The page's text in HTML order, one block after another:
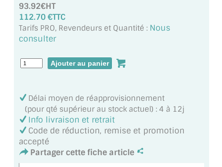
LOTS DE MIROIRS EN MOZAÏQUE
MIROIR POUR PORTE
MIROIR POUR SALLE DE SPORT
MIROIR POUR SALLE DE DANSE
MIROIR ENCADRÉ
MIROIR TV
93.92€HT
112.70 €TTC
Tarifs PRO, Revendeurs et Quantité : Nous
consulter
Délai moyen de réapprovisionnement
(pour qté supérieur au stock actuel) : 4 à 12j
Info livraison et retrait
Code de réduction, remise et promotion
accepté
Partager cette fiche article